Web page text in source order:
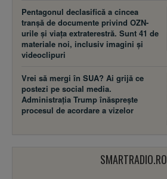
Pentagonul declasifică a cincea
tranșă de documente privind OZN-
urile și viața extraterestră. Sunt 41 de
materiale noi, inclusiv imagini și
videoclipuri
Vrei să mergi în SUA? Ai grijă ce
postezi pe social media.
Administrația Trump înăsprește
procesul de acordare a vizelor
SMARTRADIO.RO